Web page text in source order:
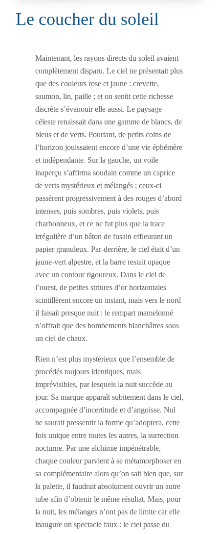
Le coucher du soleil
Maintenant, les rayons directs du soleil avaient
complètement disparu. Le ciel ne présentait plus
que des couleurs rose et jaune : crevette,
saumon, lin, paille ; et on sentit cette richesse
discrète s’évanouir elle aussi. Le paysage
céleste renaissait dans une gamme de blancs, de
bleus et de verts. Pourtant, de petits coins de
l’horizon jouissaient encore d’une vie éphémère
et indépendante. Sur la gauche, un voile
inaperçu s’affirma soudain comme un caprice
de verts mystérieux et mélangés ; ceux-ci
passèrent progressivement à des rouges d’abord
intenses, puis sombres, puis violets, puis
charbonneux, et ce ne fut plus que la trace
irrégulière d’un bâton de fusain effleurant un
papier granuleux. Par-derrière, le ciel était d’un
jaune-vert alpestre, et la barre restait opaque
avec un contour rigoureux. Dans le ciel de
l’ouest, de petites striures d’or horizontales
scintillèrent encore un instant, mais vers le nord
il faisait presque nuit : le rempart mamelonné
n’offrait que des bombements blanchâtres sous
un ciel de chaux.
Rien n’est plus mystérieux que l’ensemble de
procédés toujours identiques, mais
imprévisibles, par lesquels la nuit succède au
jour. Sa marque apparaît subitement dans le ciel,
accompagnée d’incertitude et d’angoisse. Nul
ne saurait pressentir la forme qu’adoptera, cette
fois unique entre toutes les autres, la surrection
nocturne. Par une alchimie impénétrable,
chaque couleur parvient à se métamorphoser en
sa complémentaire alors qu’on sait bien que, sur
la palette, il faudrait absolument ouvrir un autre
tube afin d’obtenir le même résultat. Mais, pour
la nuit, les mélanges n’ont pas de limite car elle
inaugure un spectacle faux : le ciel passe du